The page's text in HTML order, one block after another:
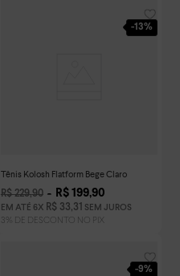
-13%
Tênis Kolosh Flatform Bege Claro
R$ 229,90 R$ 199,90
EM ATÉ 6X R$ 33,31 SEM JUROS
-9%